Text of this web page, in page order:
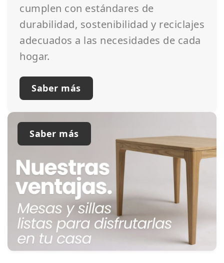
cumplen con estándares de
durabilidad, sostenibilidad y reciclajes
adecuados a las necesidades de cada
hogar.
Saber más
Saber más